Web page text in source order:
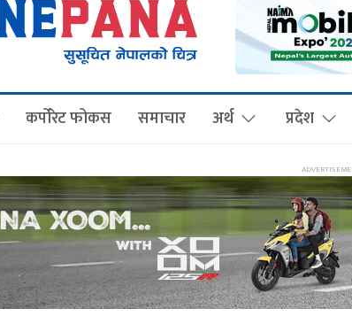
कर्पोरेट फोकस समाचार अर्थ प्रदेश